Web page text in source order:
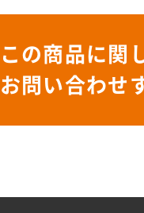
この商品に関
お問い合わせ